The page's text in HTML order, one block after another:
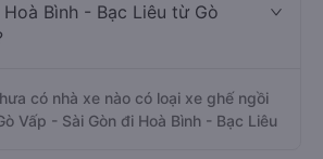
Bình - Bạc Liêu từ Gò
có nhà xe nào có loại xe ghế ngồi
Vấp - Sài Gòn đi Hoà Bình - Bạc Liêu